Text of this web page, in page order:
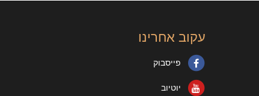
עקוב אחרינו
פייסבוק
יוטיוב